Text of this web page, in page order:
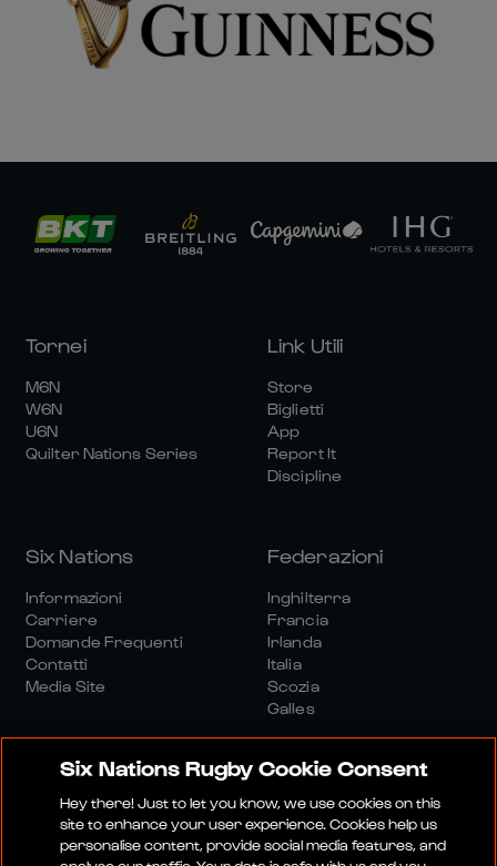
Tornei
M6N
W6N
U6N
Quilter Nations Series
Link Utili
Store
Biglietti
App
Report It
Discipline
Six Nations
Informazioni
Carriere
Domande Frequenti
Contatti
Media Site
Federazioni
Inghilterra
Francia
Irlanda
Italia
Scozia
Galles
Sito Media Termini E Condizioni
Six Nations Rugby Cookie Consent
Hey there! Just to let you know, we use cookies on this
site to enhance your user experience. Cookies help us
personalise content, provide social media features, and